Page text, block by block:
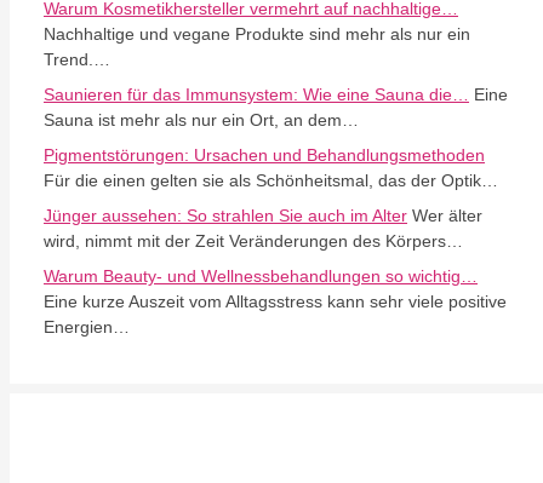
Warum Kosmetikhersteller vermehrt auf nachhaltige…
Nachhaltige und vegane Produkte sind mehr als nur ein
Trend.…
Saunieren für das Immunsystem: Wie eine Sauna die… Eine
Sauna ist mehr als nur ein Ort, an dem…
Pigmentstörungen: Ursachen und Behandlungsmethoden
Für die einen gelten sie als Schönheitsmal, das der Optik…
Jünger aussehen: So strahlen Sie auch im Alter Wer älter
wird, nimmt mit der Zeit Veränderungen des Körpers…
Warum Beauty- und Wellnessbehandlungen so wichtig…
Eine kurze Auszeit vom Alltagsstress kann sehr viele positive
Energien…